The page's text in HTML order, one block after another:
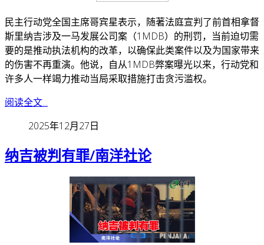
民主行动党全国主席哥宾星表示，随著法庭宣判了前首相拿督
斯里纳吉涉及一马发展公司案（1MDB）的刑罚，当前迫切需
要的是推动执法机构的改革，以确保此类案件以及为国家带来
的伤害不再重演。 他说，自从1MDB弊案曝光以来，行动党和
许多人一样竭力推动当局采取措施打击贪污滥权。
阅读全文...
2025年12月27日
纳吉被判有罪/南洋社论